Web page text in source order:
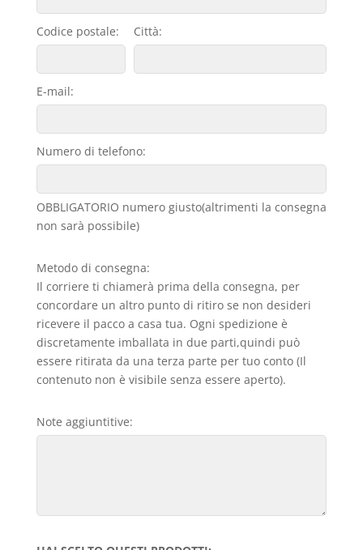
Codice postale: Città:
E-mail:
Numero di telefono:
OBBLIGATORIO numero giusto(altrimenti la consegna
non sarà possibile)
Metodo di consegna:
Il corriere ti chiamerà prima della consegna, per
concordare un altro punto di ritiro se non desideri
ricevere il pacco a casa tua. Ogni spedizione è
discretamente imballata in due parti,quindi può
essere ritirata da una terza parte per tuo conto (Il
contenuto non è visibile senza essere aperto).
Note aggiuntitive: